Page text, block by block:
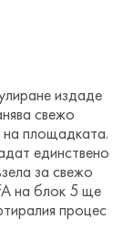
издаде
свежо
на площадката.
единствено
за свежо
на блок 5 ще
процес